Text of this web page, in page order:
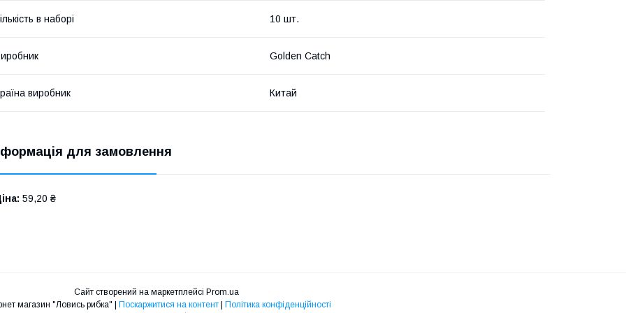
в наборі 10 шт.
Golden Catch
виробник Китай
для замовлення
59,20 ₴
Сайт створений на маркетплейсі Prom.ua
Інтернет магазин "Ловись рибка" | Поскаржитися на контент | Політика конфіденційності